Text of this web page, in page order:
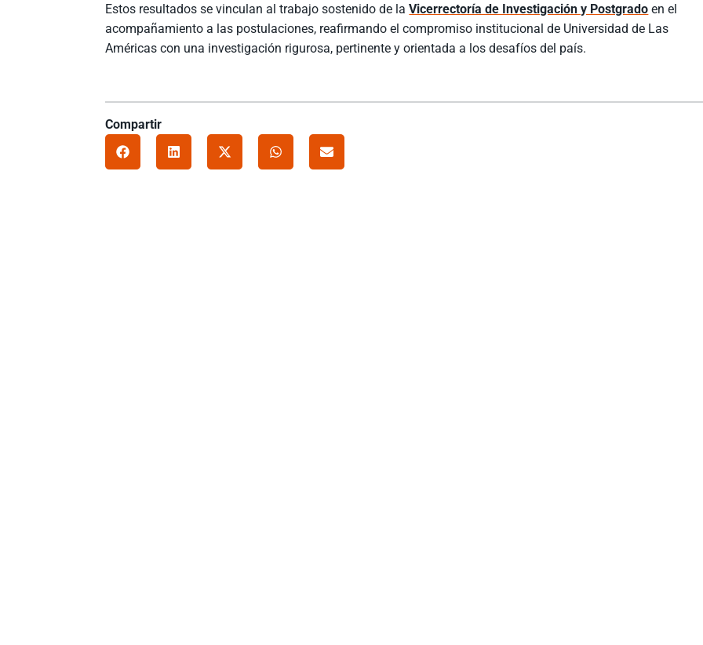
Estos resultados se vinculan al trabajo sostenido de laVicerrectoría de Investigación y Postgrado en el
acompañamiento a las postulaciones, reafirmando el compromiso institucional de Universidad de Las
Américas con una investigación rigurosa, pertinente y orientada a los desafíos del país.
Compartir